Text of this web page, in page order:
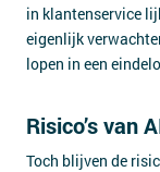
in klantenservice
eigenlijk
lopen in een
Risico’s van
Toch blijven de